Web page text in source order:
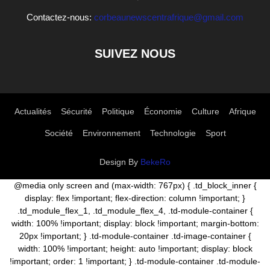
Contactez-nous: corbeaunewscentrafrique@gmail.com
SUIVEZ NOUS
Actualités Sécurité Politique Économie Culture Afrique
Société Environnement Technologie Sport
Design By BekeRo
@media only screen and (max-width: 767px) { .td_block_inner {
display: flex !important; flex-direction: column !important; }
.td_module_flex_1, .td_module_flex_4, .td-module-container {
width: 100% !important; display: block !important; margin-bottom:
20px !important; } .td-module-container .td-image-container {
width: 100% !important; height: auto !important; display: block
!important; order: 1 !important; } .td-module-container .td-module-